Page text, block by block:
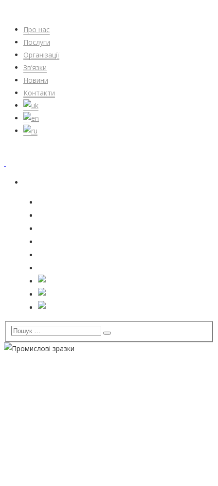
Про нас
Послуги
Організації
Зв’язки
Новини
Контакти